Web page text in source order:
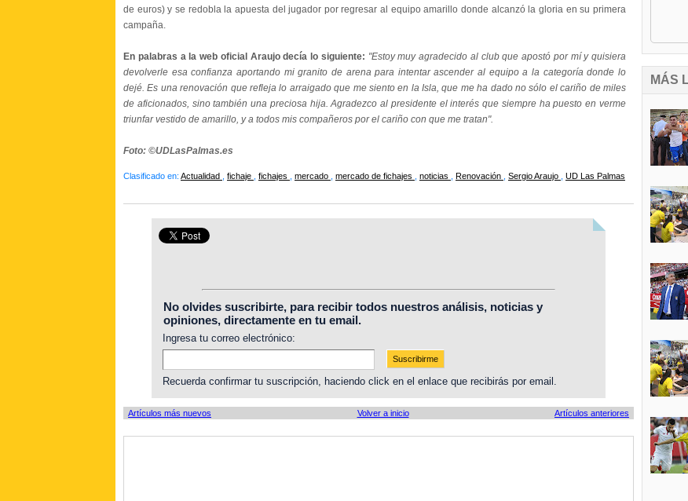
de euros) y se redobla la apuesta del jugador por regresar al equipo amarillo donde alcanzó la gloria en su primera
campaña.
En palabras a la web oficial Araujo decía lo siguiente: "Estoy muy agradecido al club que apostó por mí y quisiera
devolverle esa confianza aportando mi granito de arena para intentar ascender al equipo a la categoría donde lo
dejé. Es una renovación que refleja lo arraigado que me siento en la Isla, que me ha dado no sólo el cariño de miles
de aficionados, sino también una preciosa hija. Agradezco al presidente el interés que siempre ha puesto en verme
triunfar vestido de amarillo, y a todos mis compañeros por el cariño con que me tratan".
Foto: ©UDLasPalmas.es
Clasificado en: Actualidad fichaje fichajes mercado mercado de fichajes noticias Renovación Sergio Araujo UD Las Palmas
No olvides suscribirte, para recibir todos nuestros análisis, noticias y
opiniones, directamente en tu email.
Ingresa tu correo electrónico:
Recuerda confirmar tu suscripción, haciendo click en el enlace que recibirás por email.
Artículos más nuevos Artículos anteriores
Volver a inicio
MÁS